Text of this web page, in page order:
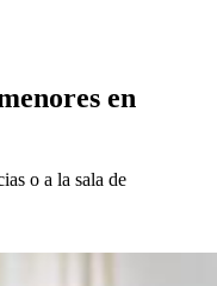
en
o a la sala de